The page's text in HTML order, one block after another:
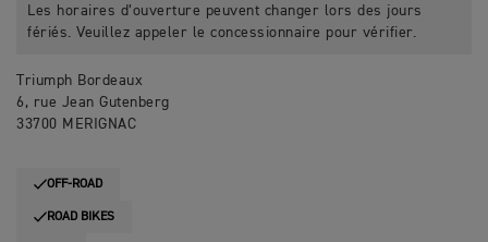
Les horaires d’ouverture peuvent changer lors des jours
fériés. Veuillez appeler le concessionnaire pour vérifier.
Triumph Bordeaux
6, rue Jean Gutenberg
33700 MERIGNAC
OFF-ROAD
ROAD BIKES